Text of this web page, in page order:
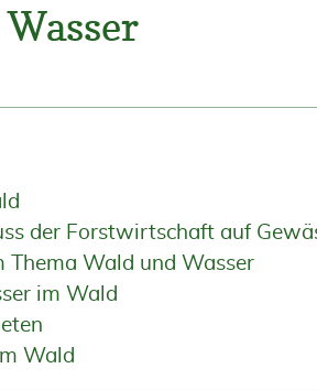
der Forstwirtschaft auf
Thema Wald und Wasser
im Wald
Wald